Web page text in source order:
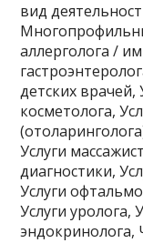
вид
аллерголога /
детских врачей,
косметолога,
Услуги
диагностики,
Услуги
Услуги уролога,
эндокринолога,